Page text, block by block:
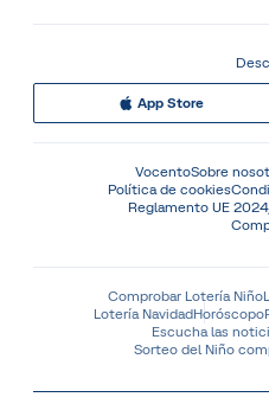
App Store
VocentoSobre
Política de cookies
Reglamento UE
Comprobar Lotería Niño
Lotería NavidadHoróscopo
Escucha las
Sorteo del Niño